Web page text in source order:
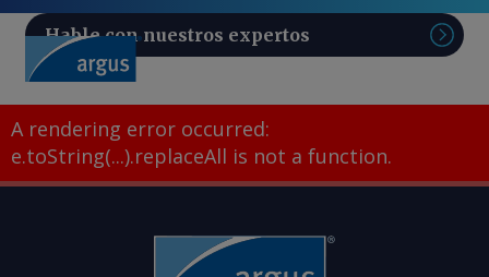
Hable con nuestros expertos
A rendering error occurred:
e.toString(...).replaceAll is not a function.